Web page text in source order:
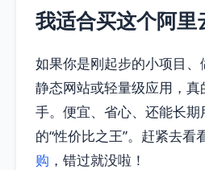
我适合买这个阿里
如果你是刚起步的小项目
静态网站或轻量级应用，真
手。便宜、省心、还能长
的“性价比之王”。赶紧去看
购 ，错过就没啦！